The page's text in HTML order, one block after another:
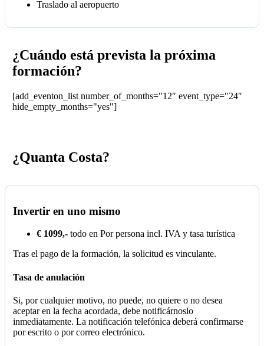
Traslado al aeropuerto
¿Cuándo está prevista la próxima
formación?
[add_eventon_list number_of_months="12″ event_type="24″
hide_empty_months="yes"]
¿Quanta Costa?
Invertir en uno mismo
€ 1099,-todo en Por persona incl. IVA y tasa turística
Tras el pago de la formación, la solicitud es vinculante.
Tasa de anulación
Si, por cualquier motivo, no puede, no quiere o no desea
aceptar en la fecha acordada, debe notificárnoslo
inmediatamente. La notificación telefónica deberá confirmarse
por escrito o por correo electrónico.